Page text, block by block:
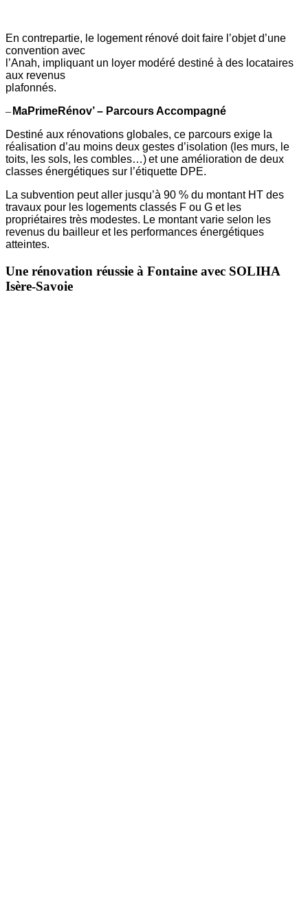
En contrepartie, le logement rénové doit faire l’objet d’une
convention avec
l’Anah, impliquant un loyer modéré destiné à des locataires
aux revenus
plafonnés.
– MaPrimeRénov’ – Parcours Accompagné
Destiné aux rénovations globales, ce parcours exige la
réalisation d’au moins deux gestes d’isolation (les murs, le
toits, les sols, les combles…)et une amélioration de deux
classes énergétiques sur l’étiquette DPE.
La subvention peut aller jusqu’à 90 % du montant HT des
travaux pour les logements classés F ou G et les
propriétaires très modestes. Le montant varie selon les
revenus du bailleur et les performances énergétiques
atteintes.
Une rénovation réussie à Fontaine avec SOLIHA
Isère-Savoie